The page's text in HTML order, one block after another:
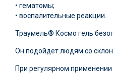
• гематомы;
• воспалительные реакции.
Траумель® Космо гель
Он подойдет людям со
При регулярном